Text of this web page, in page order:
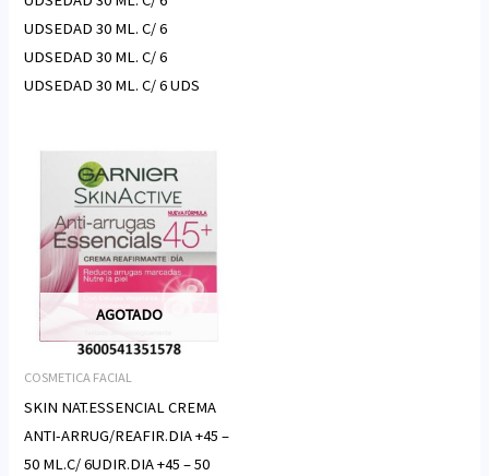
UDSEDAD 30 ML. C/ 6
UDSEDAD 30 ML. C/ 6
UDSEDAD 30 ML. C/ 6 UDS
AGOTADO
COSMETICA FACIAL
SKIN NAT.ESSENCIAL CREMA
ANTI-ARRUG/REAFIR.DIA +45 –
50 ML.C/ 6UDIR.DIA +45 – 50